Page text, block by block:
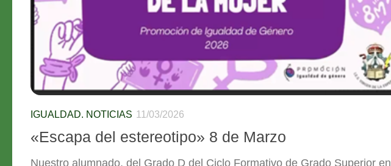
IGUALDAD. NOTICIAS 11/03/2026
«Escapa del estereotipo» 8 de Marzo
Nuestro alumnado, del Grado D del Ciclo Formativo de Grado Superior en